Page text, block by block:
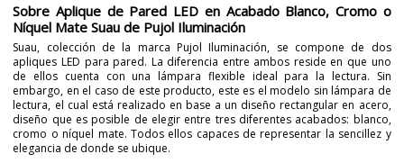
Sobre Aplique de Pared LED en Acabado Blanco, Cromo o
Níquel Mate Suau de Pujol Iluminación
Suau, colección de la marca Pujol Iluminación, se compone de dos
apliques LED para pared. La diferencia entre ambos reside en que uno
de ellos cuenta con una lámpara flexible ideal para la lectura. Sin
embargo, en el caso de este producto, este es el modelo sin lámpara de
lectura, el cual está realizado en base a un diseño rectangular en acero,
diseño que es posible de elegir entre tres diferentes acabados: blanco,
cromo o níquel mate. Todos ellos capaces de representar la sencillez y
elegancia de donde se ubique.